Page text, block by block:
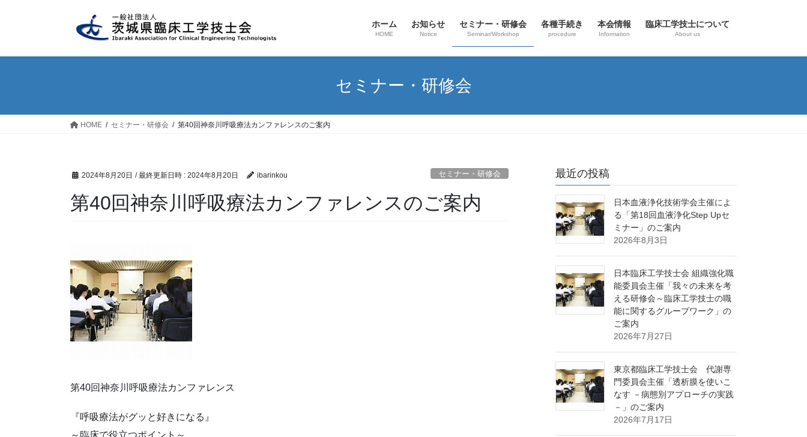
ホーム
HOME
お知らせ
Notice
セミナー・研修会
Seminar/Workshop
各種手続き
procedure
本会情報
Information
臨床工学技士について
About us
セミナー・研修会
HOME セミナー・研修会 第40回神奈川呼吸療法カンファレンスのご案内
2024年8月20日 / 最終更新日時 : 2024年8月20日 ibarinkou セミナー・研修会
第40回神奈川呼吸療法カンファレンスのご案内
第40回神奈川呼吸療法カンファレンス
『呼吸療法がグッと好きになる』
最近の投稿
日本血液浄化技術学会主催によ
る「第18回血液浄化Step Upセ
ミナー」のご案内
2026年8月3日
日本臨床工学技士会 組織強化職
能委員会主催「我々の未来を考
える研修会～臨床工学技士の職
能に関するグループワーク」の
ご案内
2026年7月27日
東京都臨床工学技士会 代謝専
門委員会主催「透析膜を使いこ
なす －病態別アプローチの実践
－」のご案内
2026年7月17日